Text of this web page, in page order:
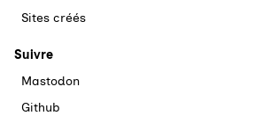
Sites créés
Suivre
Mastodon
Github